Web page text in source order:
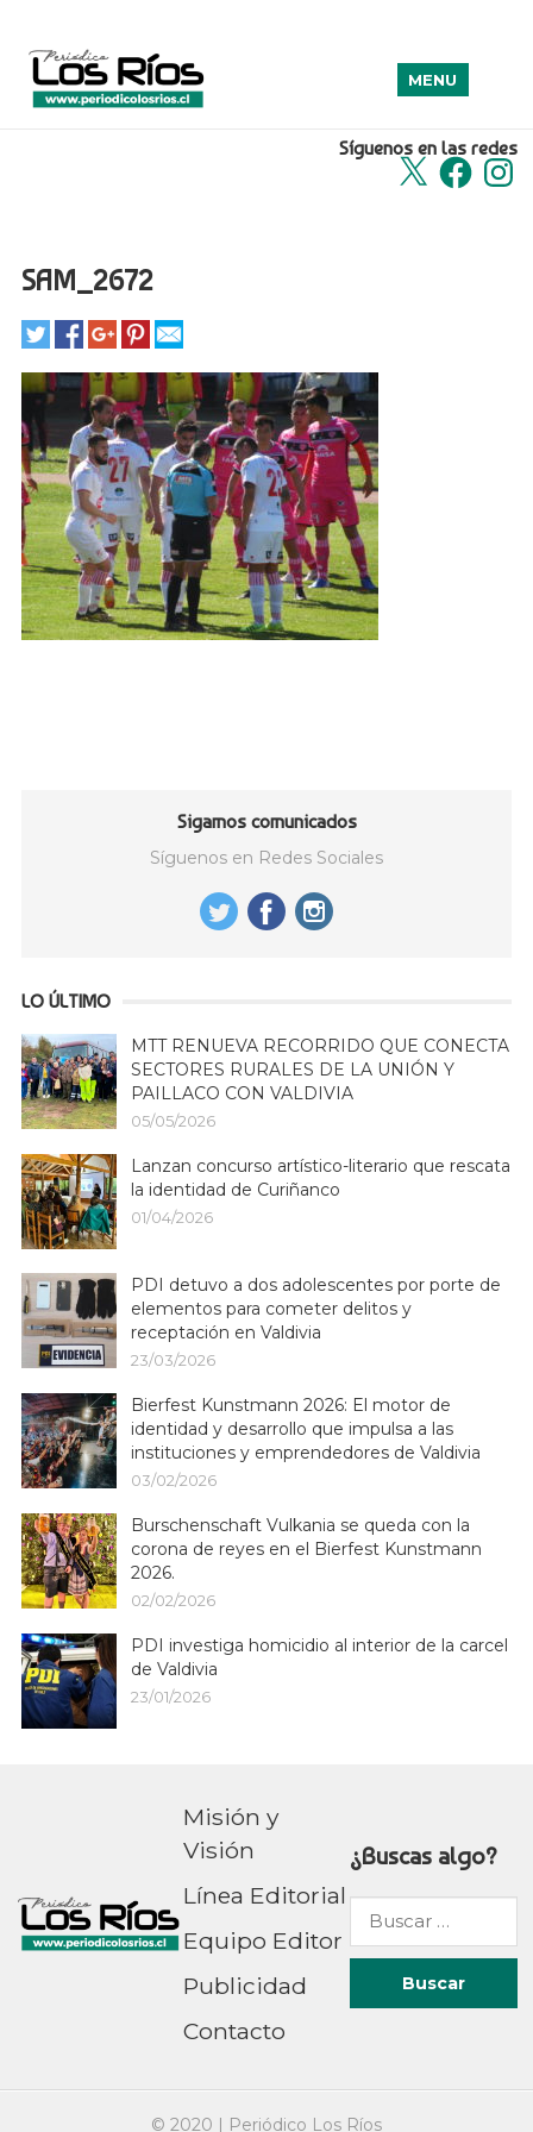
Síguenos en las redes
X Facebook
MENU
SAM_2672
Sigamos comunicados
Síguenos en Redes Sociales
LO ÚLTIMO
MTT RENUEVA RECORRIDO QUE CONECTA
SECTORES RURALES DE LA UNIÓN Y
PAILLACO CON VALDIVIA
05/05/2026
Lanzan concurso artístico-literario que rescata
la identidad de Curiñanco
01/04/2026
PDI detuvo a dos adolescentes por porte de
elementos para cometer delitos y
receptación en Valdivia
23/03/2026
Bierfest Kunstmann 2026: El motor de
identidad y desarrollo que impulsa a las
instituciones y emprendedores de Valdivia
03/02/2026
Burschenschaft Vulkania se queda con la
corona de reyes en el Bierfest Kunstmann
2026.
02/02/2026
PDI investiga homicidio al interior de la carcel
de Valdivia
23/01/2026
Misión y
Visión
Línea Editorial
Equipo Editor
Publicidad
Contacto
¿Buscas algo?
Buscar
por:
© 2020 | Periódico Los Ríos